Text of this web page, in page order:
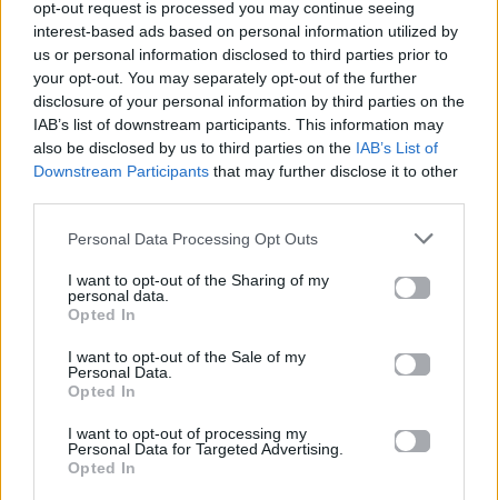
opt-out request is processed you may continue seeing
interest-based ads based on personal information utilized by
us or personal information disclosed to third parties prior to
your opt-out. You may separately opt-out of the further
disclosure of your personal information by third parties on the
IAB’s list of downstream participants. This information may
also be disclosed by us to third parties on the IAB’s List of
Downstream Participants that may further disclose it to other
Personal Data Processing Opt Outs
I want to opt-out of the Sharing of my
personal data.
Opted In
I want to opt-out of the Sale of my
Personal Data.
Opted In
I want to opt-out of processing my
Personal Data for Targeted Advertising.
Opted In
TikTok, αλλά παντού στα social media.